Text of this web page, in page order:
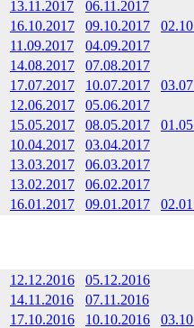
13.11.2017
06.11.2017
16.10.2017 09.10.2017
11.09.2017
04.09.2017
14.08.2017
07.08.2017
17.07.2017 10.07.2017
12.06.2017
05.06.2017
15.05.2017 08.05.2017
10.04.2017
03.04.2017
13.03.2017
06.03.2017
13.02.2017
06.02.2017
16.01.2017 09.01.2017
12.12.2016
05.12.2016
14.11.2016
07.11.2016
17.10.2016 10.10.2016